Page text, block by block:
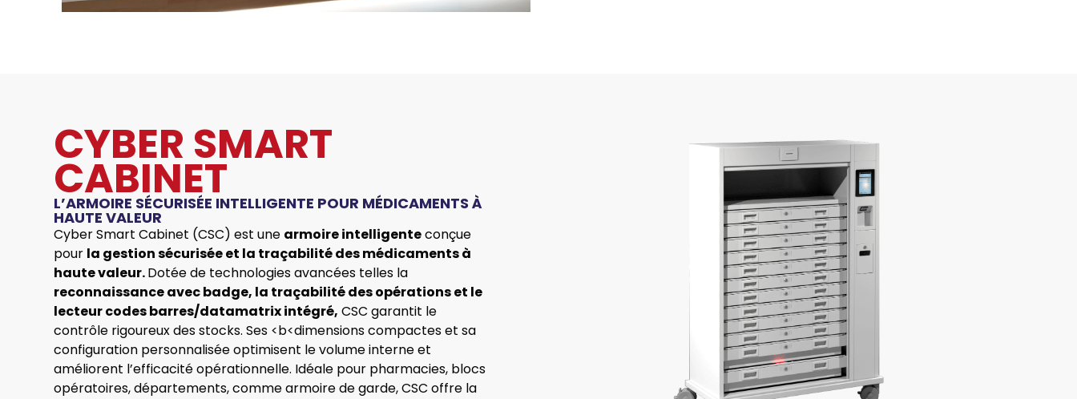
CYBER SMART
CABINET
L’ARMOIRE SÉCURISÉE INTELLIGENTE POUR MÉDICAMENTS À
HAUTE VALEUR
Cyber Smart Cabinet (CSC) est une armoire intelligenteconçue
pour la gestion sécurisée et la traçabilité des médicaments à
haute valeur.Dotée de technologies avancées telles la
reconnaissance avec badge, la traçabilité des opérations et le
lecteur codes barres/datamatrix intégré, CSC garantit le
contrôle rigoureux des stocks. Ses <b<dimensions compactes et sa
configuration personnalisée optimisent le volume interne et
améliorent l’efficacité opérationnelle. Idéale pour pharmacies, blocs
opératoires, départements, comme armoire de garde, CSC offre la